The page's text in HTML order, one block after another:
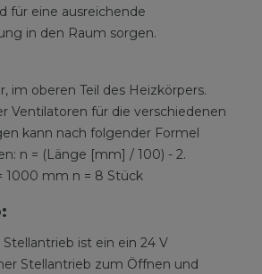
für eine ausreichende
in den Raum sorgen.
im oberen Teil des Heizkörpers.
Ventilatoren für die verschiedenen
kann nach folgender Formel
n = (Länge [mm] / 100) - 2.
1000 mm n = 8 Stück
ist ein ein 24 V
Stellantrieb zum Öffnen und